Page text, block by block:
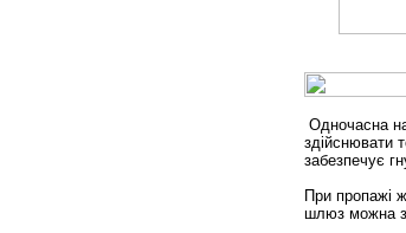
Одночасна
здійснювати
забезпечує
При пропажі
шлюз можна